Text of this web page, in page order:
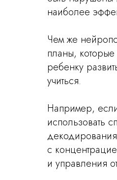
наиболее
Чем же
планы,
ребенку
учиться.
Например,
использовать
с
и управления